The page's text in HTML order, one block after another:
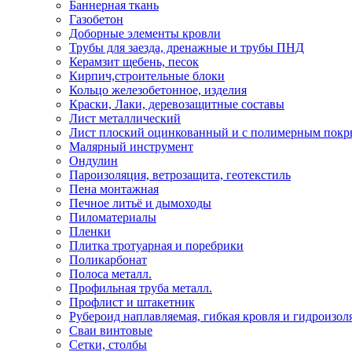
Баннерная ткань
Газобетон
Доборные элементы кровли
Трубы для заезда, дренажные и трубы ПНД
Керамзит щебень, песок
Кирпич,строительные блоки
Кольцо железобетонное, изделия
Краски, Лаки, деревозащитные составы
Лист металлический
Лист плоский оцинкованный и с полимерным
Малярный инструмент
Ондулин
Пароизоляция, ветрозащита, геотекстиль
Пена монтажная
Печное литьё и дымоходы
Пиломатериалы
Пленки
Плитка тротуарная и поребрики
Поликарбонат
Полоса металл.
Профильная труба металл.
Профлист и штакетник
Рубероид наплавляемая, гибкая кровля и
Сваи винтовые
Сетки, столбы